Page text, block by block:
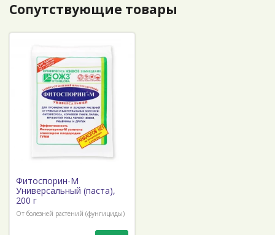
Сопутствующие товары
Фитоспорин-М
Универсальный (паста),
200 г
От болезней растений (фунгициды)